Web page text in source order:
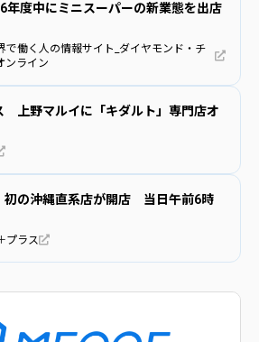
年度中にミニスーパーの新業態を出店
で働く人の情報サイト_ダイヤモンド・チ
ンライン
上野マルイに「キダルト」専門店オ
の沖縄直系店が開店 当日午前6時
プラス